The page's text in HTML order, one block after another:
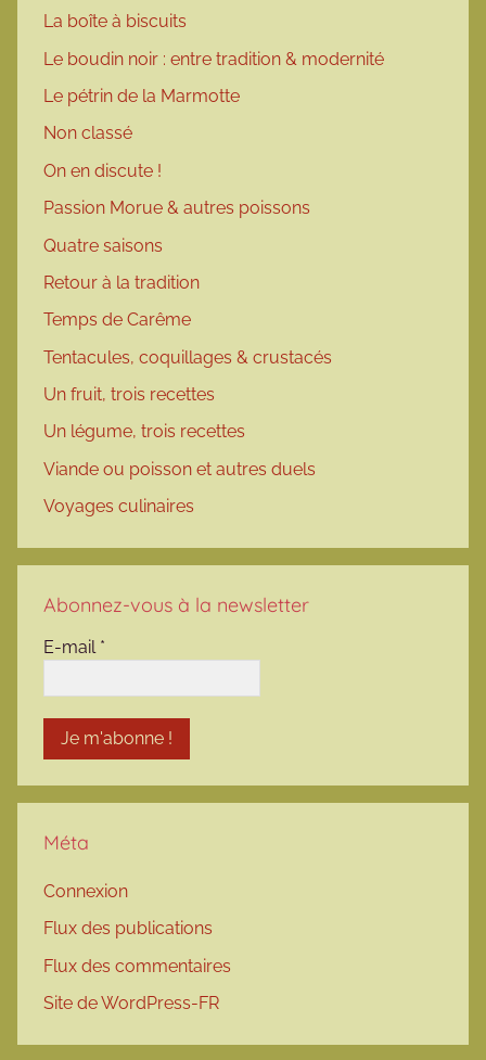
La boîte à biscuits
Le boudin noir : entre tradition & modernité
Le pétrin de la Marmotte
Non classé
On en discute !
Passion Morue & autres poissons
Quatre saisons
Retour à la tradition
Temps de Carême
Tentacules, coquillages & crustacés
Un fruit, trois recettes
Un légume, trois recettes
Viande ou poisson et autres duels
Voyages culinaires
Abonnez-vous à la newsletter
E-mail *
Méta
Connexion
Flux des publications
Flux des commentaires
Site de WordPress-FR